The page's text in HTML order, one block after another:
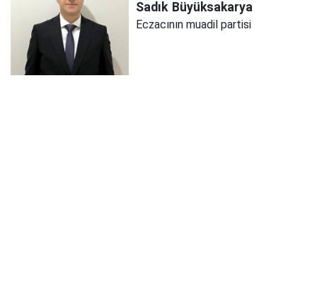
Sadık Büyüksakarya
Eczacının muadil partisi